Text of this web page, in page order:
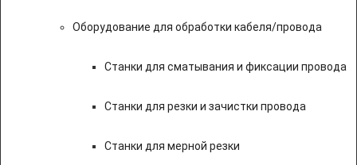
Оборудование для обработки кабеля/провода
Станки для сматывания и фиксации провода
Станки для резки и зачистки провода
Станки для мерной резки